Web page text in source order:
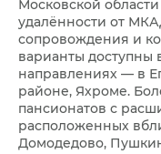
Московской
удалённости от
сопровождения и
варианты доступны
направлениях — в
районе, Яхроме.
пансионатов с
расположенных
Домодедово,